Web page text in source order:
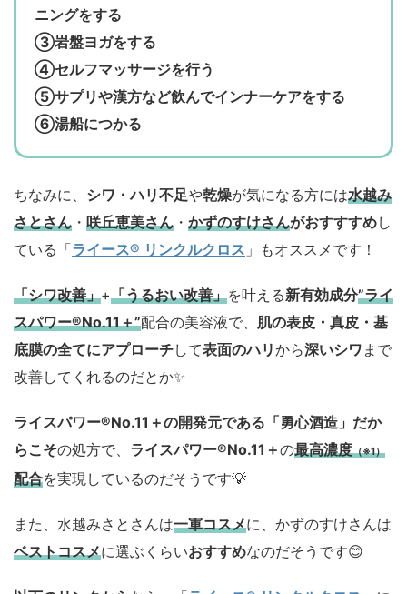
ニングをする
③岩盤ヨガをする
④セルフマッサージを行う
⑤サプリや漢方など飲んでインナーケアをする
⑥湯船につかる
ちなみに、 シワ・ハリ不足や乾燥が気になる方には水越み
さとさん ・ 咲丘恵美さん ・ かずのすけさんがおすすすめし
ている「ライース® リンクルクロス 」もオススメです！
「シワ改善」+「うるおい改善」を叶える新有効成分”ライ
スパワー®No.11＋”配合の美容液で、 肌の表皮・真皮・基
底膜の全てにアプローチして表面のハリから深いシワ まで
改善してくれるのだとか✨
ライスパワー®No.11＋の開発元である「勇心酒造」 だか
らこその処方で、 ライスパワー®No.11＋の最高濃度（※1）
配合を実現しているのだそうです💡
また、水越みさとさんは一軍コスメに、かずのすけさんは
ベストコスメに選ぶくらいおすすめなのだそうです😊